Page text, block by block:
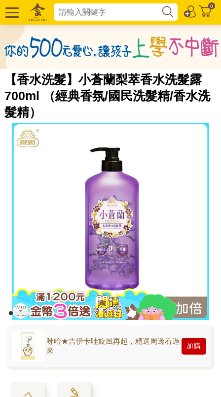
0
【香水洗髮】小蒼蘭梨萃香水洗髮露
700ml （經典香氛/國民洗髮精/香水洗
髮精）
呀哈★吉伊卡哇旋風再起，精選周邊看過
來
加購